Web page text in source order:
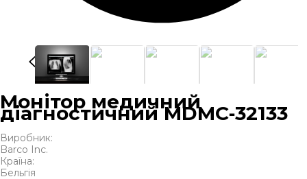
Монітор медичний
діагностичний MDMC‑32133
Виробник:
Barco Inc.
Країна:
Бельгія